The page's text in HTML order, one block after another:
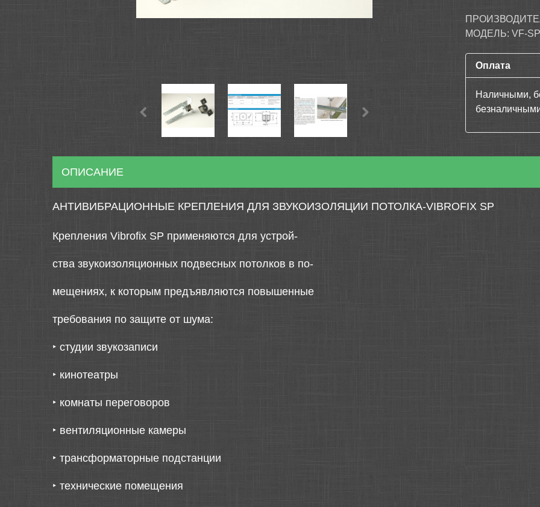
МОДЕЛЬ: VF-SP
Оплата
Наличными,
ОПИСАНИЕ
АНТИВИБРАЦИОННЫЕ КРЕПЛЕНИЯ ДЛЯ ЗВУКОИЗОЛЯЦИИ ПОТОЛКА-VIBROFIX SP
Крепления Vibrofix SP применяются для устрой-
ства звукоизоляционных подвесных потолков в по-
мещениях, к которым предъявляются повышенные
требования по защите от шума:
‣ студии звукозаписи
‣ кинотеатры
‣ комнаты переговоров
‣ вентиляционные камеры
‣ трансформаторные подстанции
‣ технические помещения